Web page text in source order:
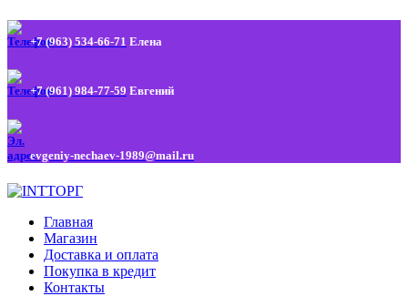
+7 (963) 534-66-71 Елена
+7 (961) 984-77-59 Евгений
evgeniy-nechaev-1989@mail.ru
Главная
Магазин
Доставка и оплата
Покупка в кредит
Контакты